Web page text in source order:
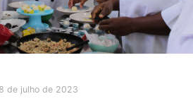
de julho de 2023